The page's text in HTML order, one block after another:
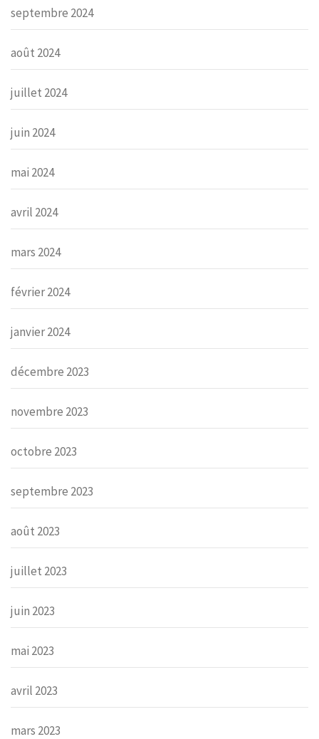
septembre 2024
août 2024
juillet 2024
juin 2024
mai 2024
avril 2024
mars 2024
février 2024
janvier 2024
décembre 2023
novembre 2023
octobre 2023
septembre 2023
août 2023
juillet 2023
juin 2023
mai 2023
avril 2023
mars 2023